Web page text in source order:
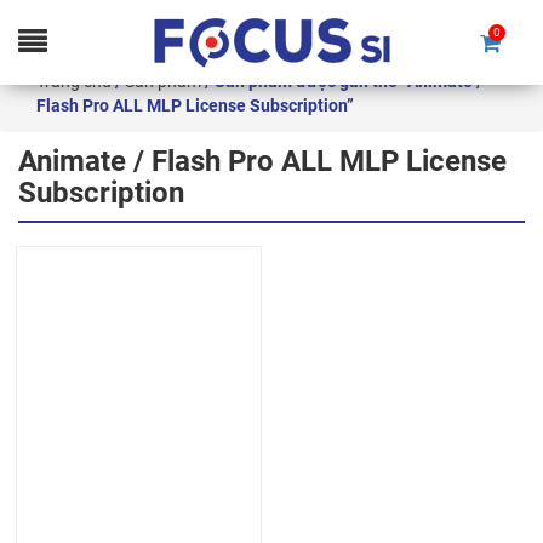
to
content
0
Trang chủ/Sản phẩm/ Sản phẩm được gắn thẻ “Animate /
Flash Pro ALL MLP License Subscription”
Animate / Flash Pro ALL MLP License
Subscription